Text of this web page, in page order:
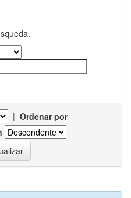
| Ordenar por